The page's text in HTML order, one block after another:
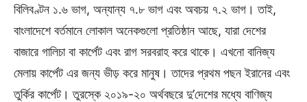
বিলিবণ্টন ১.৬ ভাগ, অন্যান্য ৭.৮ ভাগ এবং অবচয় ৭.২ ভাগ। তাই,
বাংলাদেশে বর্তমানে লোকাল অনেকগুলো প্রতিষ্ঠান আছে, যারা দেশের
বাজারে গালিচা বা কার্পেট এবং রাগ সরবরাহ করে থাকে। এখনো বানিজ্য
মেলায় কার্পেট এর জন্য ভীড় করে মানুষ। তাদের প্রথম পছন ইরানের এবং
তুর্কির কার্পেট। তুরস্কে ২০১৯-২০ অর্থবছরে দু’দেশের মধ্যে বাণিজ্য